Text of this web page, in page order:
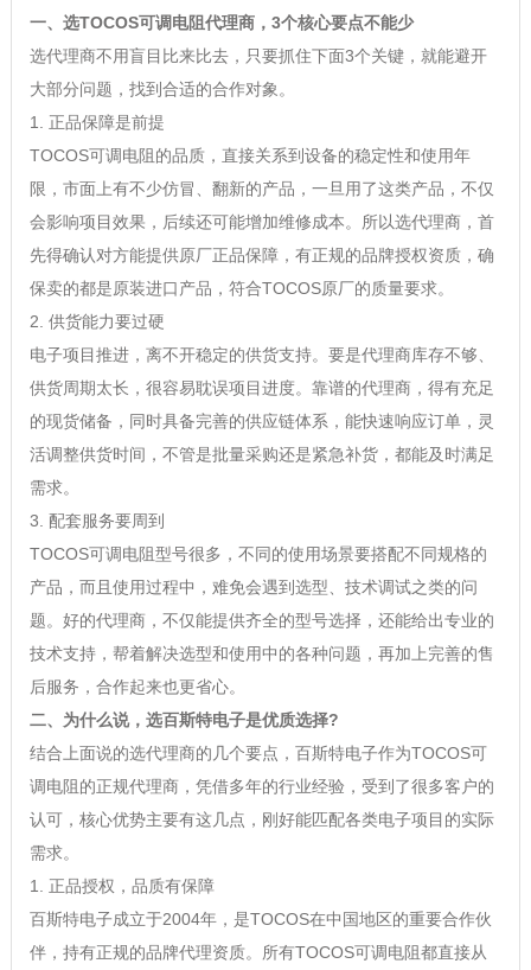
一、选TOCOS可调电阻代理商，3个核心要点不能少
选代理商不用盲目比来比去，只要抓住下面3个关键，就能避开
大部分问题，找到合适的合作对象。
1. 正品保障是前提
TOCOS可调电阻的品质，直接关系到设备的稳定性和使用年
限，市面上有不少仿冒、翻新的产品，一旦用了这类产品，不仅
会影响项目效果，后续还可能增加维修成本。所以选代理商，首
先得确认对方能提供原厂正品保障，有正规的品牌授权资质，确
保卖的都是原装进口产品，符合TOCOS原厂的质量要求。
2. 供货能力要过硬
电子项目推进，离不开稳定的供货支持。要是代理商库存不够、
供货周期太长，很容易耽误项目进度。靠谱的代理商，得有充足
的现货储备，同时具备完善的供应链体系，能快速响应订单，灵
活调整供货时间，不管是批量采购还是紧急补货，都能及时满足
需求。
3. 配套服务要周到
TOCOS可调电阻型号很多，不同的使用场景要搭配不同规格的
产品，而且使用过程中，难免会遇到选型、技术调试之类的问
题。好的代理商，不仅能提供齐全的型号选择，还能给出专业的
技术支持，帮着解决选型和使用中的各种问题，再加上完善的售
后服务，合作起来也更省心。
二、为什么说，选百斯特电子是优质选择?
结合上面说的选代理商的几个要点，百斯特电子作为TOCOS可
调电阻的正规代理商，凭借多年的行业经验，受到了很多客户的
认可，核心优势主要有这几点，刚好能匹配各类电子项目的实际
需求。
1. 正品授权，品质有保障
百斯特电子成立于2004年，是TOCOS在中国地区的重要合作伙
伴，持有正规的品牌代理资质。所有TOCOS可调电阻都直接从